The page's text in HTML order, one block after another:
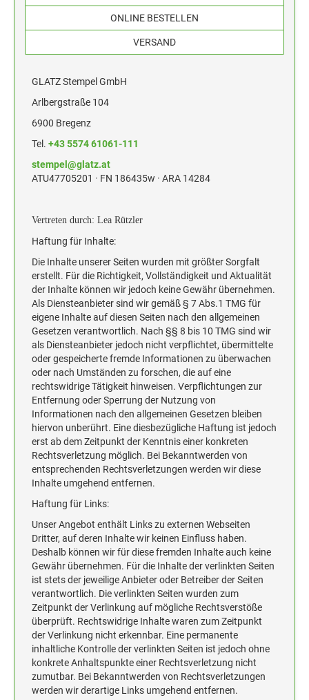
PROFESSIONAL LINE
MEHRFARBIGE TEXTSTEMPEL PRINTY LINE
TEXTPLATTEN FÜR PROFESSIONAL LINE
DATUMSTEMPEL
TEXTPLATTEN FÜR PROFESSIONAL
DATUMSTEMPEL
TEXTPLATTEN FÜR CLASSIC 2910
HOLZSTEMPEL BIS 30 MM
HOLZSTEMPEL BIS 60 MM
HOLZSTEMPEL BIS 70 MM
HOLZSTEMPEL BIS 80 MM
HOLZSTEMPEL BIS 90 MM
HOLZSTEMPEL BIS 100 MM
Trodat Classic Line Datumstempel
CLASSIC LINE - DATUMSTEMPEL
CLASSIC LINE DATUMSTEMPEL ZUM
INDIVIDUALISIEREN
CLASSIC LINE DATUMSTEMPEL MIT
WORTBAND
CLASSIC LINE ZIFFERNBÄNDERSTEMPEL
Trodat Vintage Stempel
Sonderprodukte und Zubehör
ZUBEHÖR
ELEKTROSTEMPELGERÄTE VON REINER
ERSATZKISSEN TRODAT
ERSATZKISSEN JUSTRITE
STEMPELKISSEN FÜR HANDSTEMPEL
ERSATZKISSEN ALPO
ONLINE BESTELLEN
VERSAND
GLATZ Stempel GmbH
Arlbergstraße 104
6900 Bregenz
Tel. +43 5574 61061-111
stempel@glatz.at
ATU47705201 · FN 186435w · ARA 14284
Vertreten durch: Lea Rützler
Haftung für Inhalte:
Die Inhalte unserer Seiten wurden mit größter Sorgfalt
erstellt. Für die Richtigkeit, Vollständigkeit und Aktualität
der Inhalte können wir jedoch keine Gewähr übernehmen.
Als Diensteanbieter sind wir gemäß § 7 Abs.1 TMG für
eigene Inhalte auf diesen Seiten nach den allgemeinen
Gesetzen verantwortlich. Nach §§ 8 bis 10 TMG sind wir
als Diensteanbieter jedoch nicht verpflichtet, übermittelte
oder gespeicherte fremde Informationen zu überwachen
oder nach Umständen zu forschen, die auf eine
rechtswidrige Tätigkeit hinweisen. Verpflichtungen zur
Entfernung oder Sperrung der Nutzung von
Informationen nach den allgemeinen Gesetzen bleiben
hiervon unberührt. Eine diesbezügliche Haftung ist jedoch
erst ab dem Zeitpunkt der Kenntnis einer konkreten
Rechtsverletzung möglich. Bei Bekanntwerden von
entsprechenden Rechtsverletzungen werden wir diese
Inhalte umgehend entfernen.
Haftung für Links:
Unser Angebot enthält Links zu externen Webseiten
Dritter, auf deren Inhalte wir keinen Einfluss haben.
Deshalb können wir für diese fremden Inhalte auch keine
Gewähr übernehmen. Für die Inhalte der verlinkten Seiten
ist stets der jeweilige Anbieter oder Betreiber der Seiten
verantwortlich. Die verlinkten Seiten wurden zum
Zeitpunkt der Verlinkung auf mögliche Rechtsverstöße
überprüft. Rechtswidrige Inhalte waren zum Zeitpunkt
der Verlinkung nicht erkennbar. Eine permanente
inhaltliche Kontrolle der verlinkten Seiten ist jedoch ohne
konkrete Anhaltspunkte einer Rechtsverletzung nicht
zumutbar. Bei Bekanntwerden von Rechtsverletzungen
werden wir derartige Links umgehend entfernen.